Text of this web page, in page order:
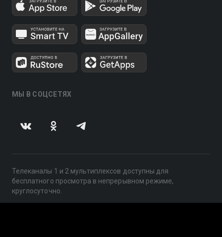
МЫ В СОЦСЕТЯХ
Телеканалы 1 и 2 мультиплексов доступны для
бесплатного просмотра в непрерывном режиме,
круглосуточно.